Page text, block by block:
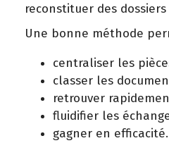
reconstituer des
Une bonne méthode
centraliser les
classer les
retrouver
fluidifier les
gagner en efficacité.